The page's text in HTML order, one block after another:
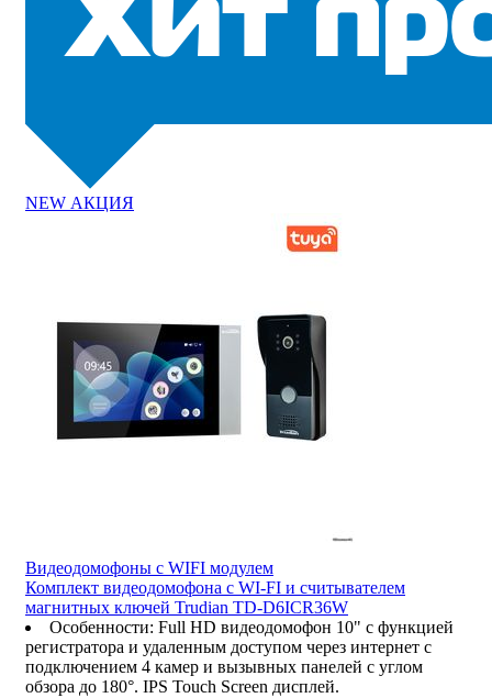
NEW АКЦИЯ
Видеодомофоны c WIFI модулем
Комплект видеодомофона с WI-FI и считывателем
магнитных ключей Trudian TD-D6ICR36W
Особенности: Full HD видеодомофон 10" с функцией
регистратора и удаленным доступом через интернет с
подключением 4 камер и вызывных панелей с углом
обзора до 180°. IPS Touch Screen дисплей.